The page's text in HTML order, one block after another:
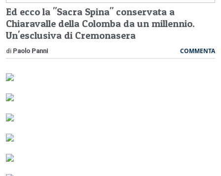
Ed ecco la "Sacra Spina" conservata a
Chiaravalle della Colomba da un millennio.
Un'esclusiva di Cremonasera
di Paolo Panni COMMENTA